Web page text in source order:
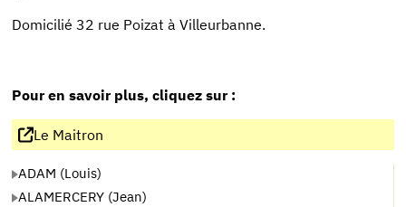
Domicilié 32 rue Poizat à Villeurbanne.
Pour en savoir plus, cliquez sur :
Le Maitron
ADAM (Louis)
ALAMERCERY (Jean)